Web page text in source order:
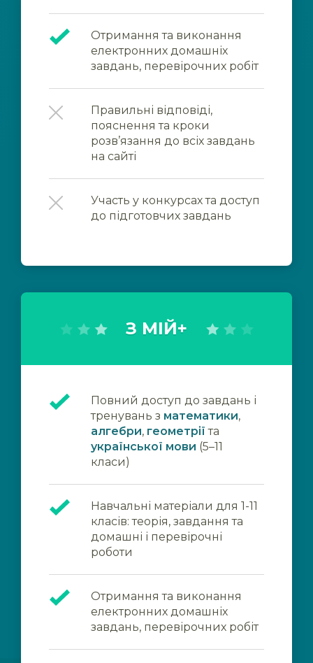
Отримання та виконання
електронних домашніх
завдань, перевірочних робіт
Правильні відповіді,
пояснення та кроки
розв’язання до всіх завдань
на сайті
Участь у конкурсах та доступ
до підготовчих завдань
З МІЙ+
Повний доступ до завдань і
тренувань з математики,
алгебри, геометрії та
української мови (5–11
класи)
Навчальні матеріали для 1-11
класів: теорія, завдання та
домашні і перевірочні
роботи
Отримання та виконання
електронних домашніх
завдань, перевірочних робіт